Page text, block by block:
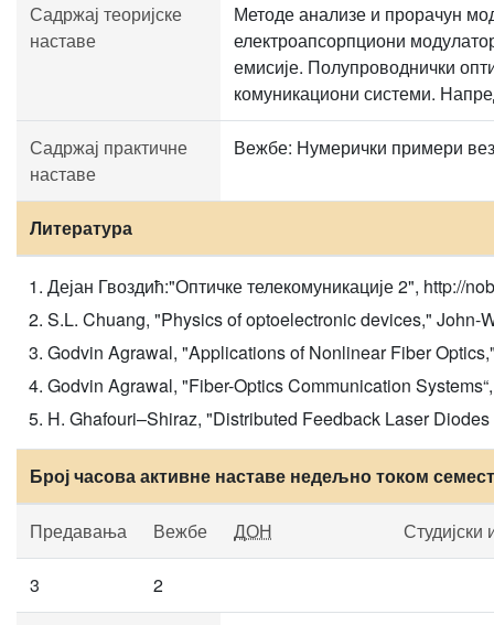
Садржај теоријске
наставе
Методе анализе и прорачун
електроапсорпциони
емисије. Полупроводнички
комуникациони системи.
Садржај практичне
наставе
Вежбе: Нумерички примери
Литература
Дејан Гвоздић:"Оптичке телекомуникације 2", http://
S.L. Chuang, "Physics of optoelectronic devices," John-
Godvin Agrawal, "Applications of Nonlinear Fiber
Godvin Agrawal, "Fiber-Optics Communication
H. Ghafouri–Shiraz, "Distributed Feedback Laser
Број часова активне наставе недељно током
Предавања Вежбе ДОН Студијски
3 2